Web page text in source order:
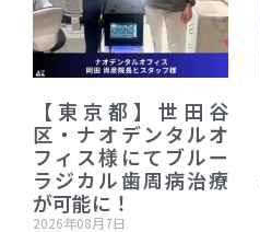
【東京都】世田谷
区・ナオデンタルオ
フィス様にてブルー
ラジカル歯周病治療
が可能に！
2026年08月7日